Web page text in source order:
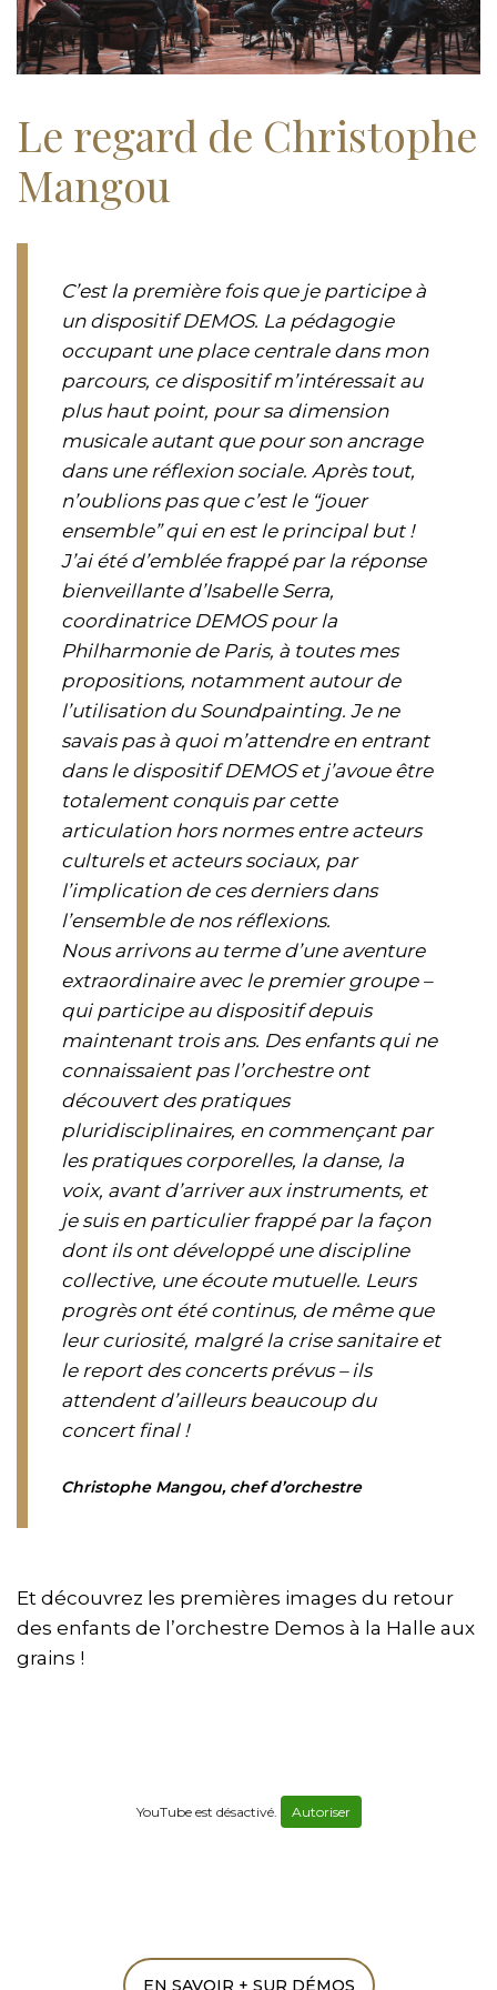
Le regard de Christophe
Mangou
C’est la première fois que je participe à
un dispositif DEMOS. La pédagogie
occupant une place centrale dans mon
parcours, ce dispositif m’intéressait au
plus haut point, pour sa dimension
musicale autant que pour son ancrage
dans une réflexion sociale. Après tout,
n’oublions pas que c’est le “jouer
ensemble” qui en est le principal but !
J’ai été d’emblée frappé par la réponse
bienveillante d’Isabelle Serra,
coordinatrice DEMOS pour la
Philharmonie de Paris, à toutes mes
propositions, notamment autour de
l’utilisation du Soundpainting. Je ne
savais pas à quoi m’attendre en entrant
dans le dispositif DEMOS et j’avoue être
totalement conquis par cette
articulation hors normes entre acteurs
culturels et acteurs sociaux, par
l’implication de ces derniers dans
l’ensemble de nos réflexions.
Nous arrivons au terme d’une aventure
extraordinaire avec le premier groupe –
qui participe au dispositif depuis
maintenant trois ans. Des enfants qui ne
connaissaient pas l’orchestre ont
découvert des pratiques
pluridisciplinaires, en commençant par
les pratiques corporelles, la danse, la
voix, avant d’arriver aux instruments, et
je suis en particulier frappé par la façon
dont ils ont développé une discipline
collective, une écoute mutuelle. Leurs
progrès ont été continus, de même que
leur curiosité, malgré la crise sanitaire et
le report des concerts prévus – ils
attendent d’ailleurs beaucoup du
concert final !
Christophe Mangou, chef d’orchestre
Et découvrez les premières images du retour
des enfants de l’orchestre Demos à la Halle aux
grains !
YouTube est désactivé. Autoriser
EN SAVOIR + SUR DÉMOS